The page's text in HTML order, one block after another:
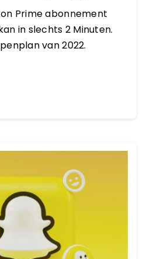
Prime abonnement
in slechts 2 Minuten.
van 2022.